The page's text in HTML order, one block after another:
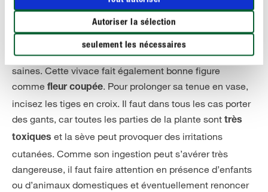
Autoriser la sélection
seulement les nécessaires
L’hellébore oriental n’a généralement pas besoin d’être
taillé, car il ne pousse pas très vite. Il est donc judicieux
d’ enlever régulièrement le feuillage fané . Vous
stimulerez ainsi la croissance de tiges et de feuilles
saines. Cette vivace fait également bonne figure
comme fleur coupée. Pour prolonger sa tenue en vase,
incisez les tiges en croix. Il faut dans tous les cas porter
des gants, car toutes les parties de la plante sont très
toxiques et la sève peut provoquer des irritations
cutanées. Comme son ingestion peut s’avérer très
dangereuse, il faut faire attention en présence d’enfants
ou d’animaux domestiques et éventuellement renoncer